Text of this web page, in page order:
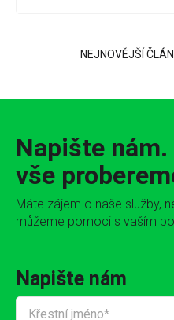
NEJNOVĚJŠÍ
Napište
vše
Máte zájem o naše služby,
můžeme pomoci s vaším
Napište nám